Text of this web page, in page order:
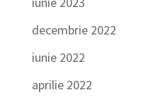
decembrie 2022
iunie 2022
aprilie 2022